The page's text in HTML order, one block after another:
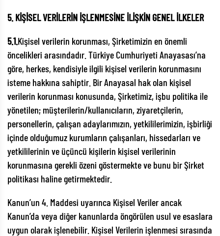
5. KİŞİSEL VERİLERİN İŞLENMESİNE İLİŞKİN GENEL İLKELER
5.1.Kişisel verilerin korunması, Şirketimizin en önemli
öncelikleri arasındadır. Türkiye Cumhuriyeti Anayasası’na
göre, herkes, kendisiyle ilgili kişisel verilerin korunmasını
isteme hakkına sahiptir. Bir Anayasal hak olan kişisel
verilerin korunması konusunda, Şirketimiz, işbu politika ile
yönetilen; müşterilerin/kullanıcıların, ziyaretçilerin,
personellerin, çalışan adaylarımızın, yetkililerimizin, işbirliği
içinde olduğumuz kurumların çalışanları, hissedarları ve
yetkililerinin ve üçüncü kişilerin kişisel verilerinin
korunmasına gerekli özeni göstermekte ve bunu bir Şirket
politikası haline getirmektedir.
Kanun’un 4. Maddesi uyarınca Kişisel Veriler ancak
Kanun’da veya diğer kanunlarda öngörülen usul ve esaslara
uygun olarak işlenebilir. Kişisel Verilerin işlenmesi sırasında